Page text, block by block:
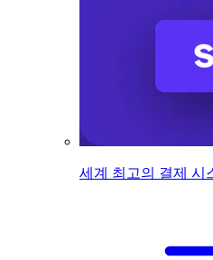
세계 최고의 결제 시